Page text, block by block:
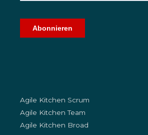
Agile Kitchen Scrum
Agile Kitchen Team
Agile Kitchen Broad